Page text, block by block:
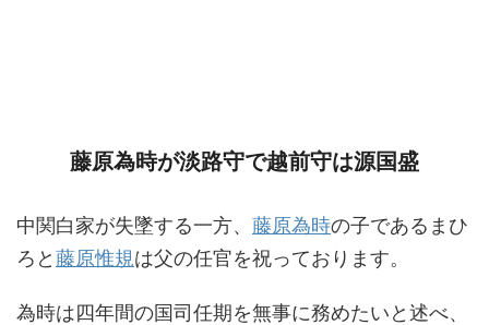
藤原為時が淡路守で越前守は源国盛
中関白家が失墜する一方、 藤原為時の子であるまひ
ろと藤原惟規は父の任官を祝っております。
為時は四年間の国司任期を無事に務めたいと述べ、